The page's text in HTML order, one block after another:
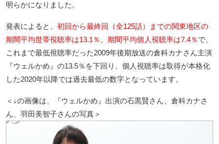
明らかになりました。
発表によると、 初回から最終回（全125話）までの関東地区の
期間平均世帯視聴率は13.1％、期間平均個人視聴率は7.4％で、
これまで最低視聴率だった2009年後期放送の倉科カナさん主演
『ウェルかめ』の13.5％を下回り、個人視聴率は取得が本格化
した2020年以降では過去最低の数字となっています。
＜↓の画像は、『ウェルかめ』出演の石黒賢さん、倉科カナさ
ん、羽田美智子さんの写真＞